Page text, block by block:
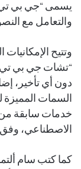
والتعامل مع
وتتيح
“تشات جي بي
دون أي تأخير،
السمات المميزة
خدمات سابقة من
الاصطناعي، وفق
كما كتب سام